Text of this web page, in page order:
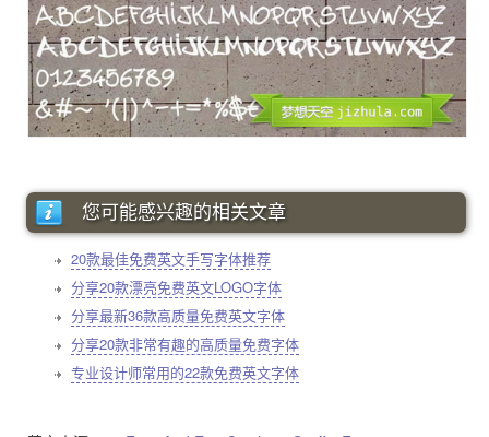
您可能感兴趣的相关文章
20款最佳免费英文手写字体推荐
分享20款漂亮免费英文LOGO字体
分享最新36款高质量免费英文字体
分享20款非常有趣的高质量免费字体
专业设计师常用的22款免费英文字体